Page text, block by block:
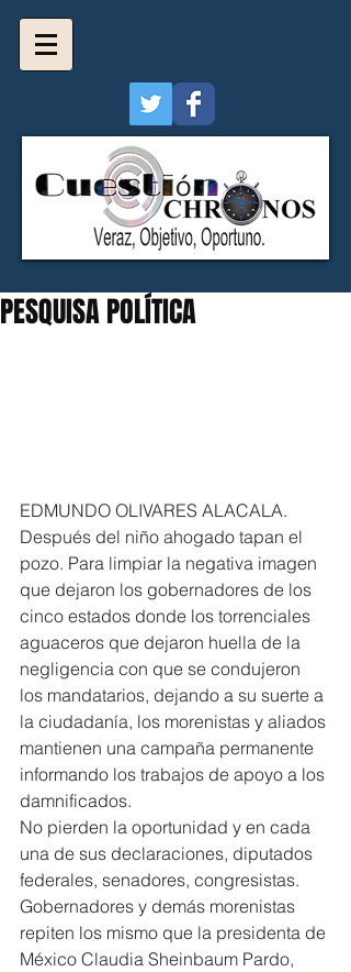
PESQUISA POLÍTICA
EDMUNDO OLIVARES ALACALA.
Después del niño ahogado tapan el
pozo. Para limpiar la negativa imagen
que dejaron los gobernadores de los
cinco estados donde los torrenciales
aguaceros que dejaron huella de la
negligencia con que se condujeron
los mandatarios, dejando a su suerte a
la ciudadanía, los morenistas y aliados
mantienen una campaña permanente
informando los trabajos de apoyo a los
damnificados.
No pierden la oportunidad y en cada
una de sus declaraciones, diputados
federales, senadores, congresistas.
Gobernadores y demás morenistas
repiten los mismo que la presidenta de
México Claudia Sheinbaum Pardo,